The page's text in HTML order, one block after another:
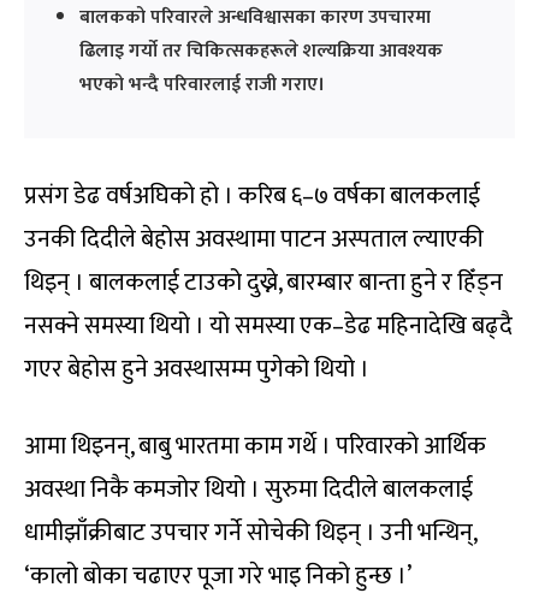
बालकको परिवारले अन्धविश्वासका कारण उपचारमा
ढिलाइ गर्यो तर चिकित्सकहरूले शल्यक्रिया आवश्यक
भएको भन्दै परिवारलाई राजी गराए।
प्रसंग डेढ वर्षअघिको हो । करिब ६–७ वर्षका बालकलाई
उनकी दिदीले बेहोस अवस्थामा पाटन अस्पताल ल्याएकी
थिइन् । बालकलाई टाउको दुख्ने, बारम्बार बान्ता हुने र हिँड्न
नसक्ने समस्या थियो । यो समस्या एक–डेढ महिनादेखि बढ्दै
गएर बेहोस हुने अवस्थासम्म पुगेको थियो ।
आमा थिइनन्, बाबु भारतमा काम गर्थे । परिवारको आर्थिक
अवस्था निकै कमजोर थियो । सुरुमा दिदीले बालकलाई
धामीझाँक्रीबाट उपचार गर्ने सोचेकी थिइन् । उनी भन्थिन्,
‘कालो बोका चढाएर पूजा गरे भाइ निको हुन्छ ।’